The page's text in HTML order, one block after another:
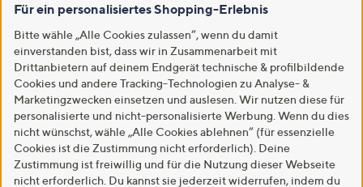
Für ein personalisiertes Shopping-Erlebnis
Bitte wähle „Alle Cookies zulassen“, wenn du damit
einverstanden bist, dass wir in Zusammenarbeit mit
Drittanbietern auf deinem Endgerät technische & profilbildende
Cookies und andere Tracking-Technologien zu Analyse- &
Marketingzwecken einsetzen und auslesen. Wir nutzen diese für
personalisierte und nicht-personalisierte Werbung. Wenn du dies
nicht wünschst, wähle „Alle Cookies ablehnen“ (für essenzielle
Cookies ist die Zustimmung nicht erforderlich). Deine
Zustimmung ist freiwillig und für die Nutzung dieser Webseite
nicht erforderlich. Du kannst sie jederzeit widerrufen, indem du